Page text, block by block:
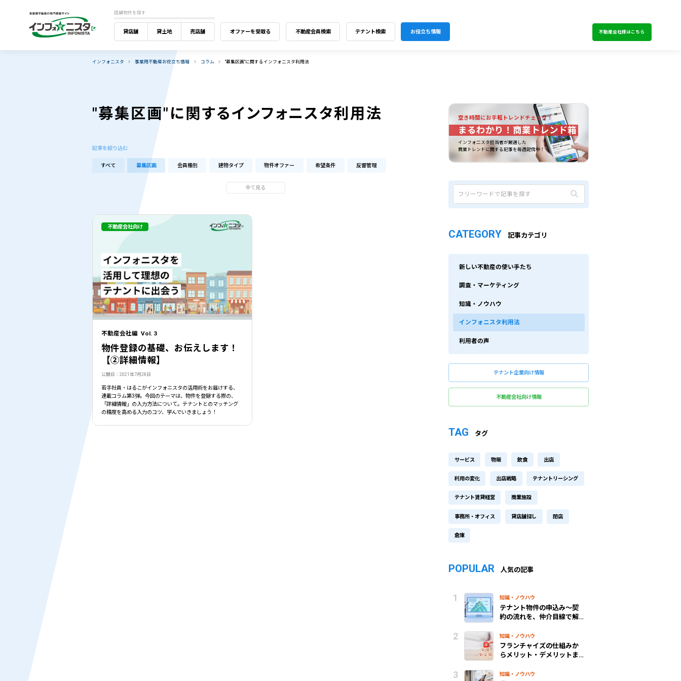
店舗物件を探す
貸店舗 貸土地 売店舗 オファーを受取る 不動産会員検索 テナント検索 お役立ち情報 不動産会社様はこちら
インフォニスタ 事業用不動産お役立ち情報 コラム "募集区画"に関するインフォニスタ利用法
"募集区画"に関するインフォニスタ利用法
記事を絞り込む
すべて 募集区画 会員種別 建物タイプ 物件オファー 希望条件 反響管理
全て見る
不動産会社編 Vol. 3
物件登録の基礎、お伝えします！
【②詳細情報】
公開日：2021年7月28日
若手社員・はるこがインフォニスタの活用術をお届けする、
連載コラム第3弾。今回のテーマは、物件を登録する際の、
「詳細情報」の入力方法について。テナントとのマッチング
の精度を高める入力のコツ、学んでいきましょう！
不動産会社向け
空き時間にお手軽トレンドチェック！
まるわかり！商業トレンド箱
インフォ二スタ担当者が厳選した
商業トレンドに関する記事を毎週配信中！
CATEGORY 記事カテゴリ
新しい不動産の使い手たち
調査・マーケティング
知識・ノウハウ
インフォニスタ利用法
利用者の声
テナント企業向け情報
不動産会社向け情報
TAG タグ
サービス 物販 飲食 出店
利用の変化 出店戦略 テナントリーシング
テナント賃貸経営 商業施設
事務所・オフィス 貸店舗探し 閉店
倉庫
POPULAR 人気の記事
知識・ノウハウ
テナント物件の申込み～契
約の流れを、仲介目線で解
知識・ノウハウ
フランチャイズの仕組みか
らメリット・デメリットま
知識・ノウハウ